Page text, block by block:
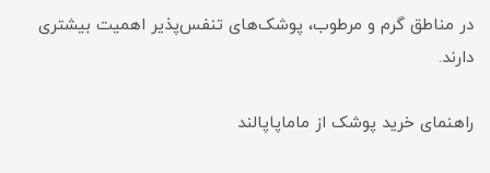
در مناطق گرم و مرطوب، پوشک‌های تنفس‌پذیر اهمیت بیشتری
دارند.
راهنمای خرید پوشک از ماماپاپالند